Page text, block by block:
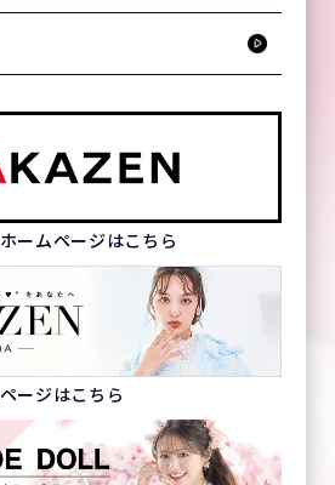
ームページはこちら
ージはこちら